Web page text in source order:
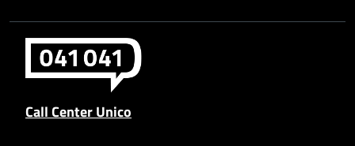
Call Center Unico